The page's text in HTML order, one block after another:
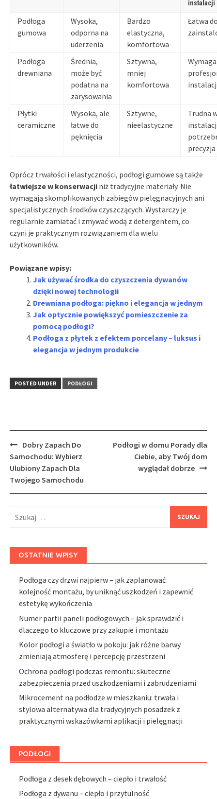
instalacji
Podłoga
gumowa
Wysoka,
odporna na
uderzenia
Bardzo
elastyczna,
komfortowa
Łatwa
Podłoga
drewniana
Średnia,
może być
podatna na
zarysowania
Sztywna,
mniej
komfortowa
Wymaga
Płytki
ceramiczne
Wysoka, ale
łatwe do
pęknięcia
Sztywne,
nieelastyczne
Trudna
precyzja
Oprócz trwałości i elastyczności, podłogi gumowe są także
łatwiejsze w konserwacji niż tradycyjne materiały. Nie
wymagają skomplikowanych zabiegów pielęgnacyjnych ani
specjalistycznych środków czyszczących. Wystarczy je
regularnie zamiatać i zmywać wodą z detergentem, co
czyni je praktycznym rozwiązaniem dla wielu
użytkowników.
Powiązane wpisy:
Jak używać środka do czyszczenia dywanów
dzięki nowej technologii
Drewniana podłoga: piękno i elegancja w jednym
Jak optycznie powiększyć pomieszczenie za
pomocą podłogi?
Podłoga z płytek z efektem porcelany – luksus i
elegancja w jednym produkcie
POSTED UNDER PODŁOGI
Post
navigation
Dobry Zapach Do
Samochodu: Wybierz
Ulubiony Zapach Dla
Twojego Samochodu
Podłogi w domu Porady dla
Ciebie, aby Twój dom
wyglądał dobrze
OSTATNIE WPISY
Podłoga czy drzwi najpierw – jak zaplanować
kolejność montażu, by uniknąć uszkodzeń i zapewnić
estetykę wykończenia
Numer partii paneli podłogowych – jak sprawdzić i
dlaczego to kluczowe przy zakupie i montażu
Kolor podłogi a światło w pokoju: jak różne barwy
zmieniają atmosferę i percepcję przestrzeni
Ochrona podłogi podczas remontu: skuteczne
zabezpieczenia przed uszkodzeniami i zabrudzeniami
Mikrocement na podłodze w mieszkaniu: trwała i
stylowa alternatywa dla tradycyjnych posadzek z
praktycznymi wskazówkami aplikacji i pielęgnacji
PODŁOGI
Podłoga z desek dębowych – ciepło i trwałość
Podłoga z dywanu – ciepło i przytulność